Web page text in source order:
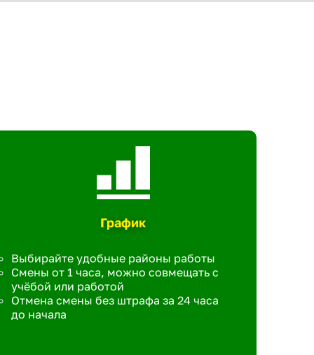
График
Выбирайте удобные районы работы
Смены от 1 часа, можно совмещать с
учёбой или работой
Отмена смены без штрафа за 24 часа
до начала